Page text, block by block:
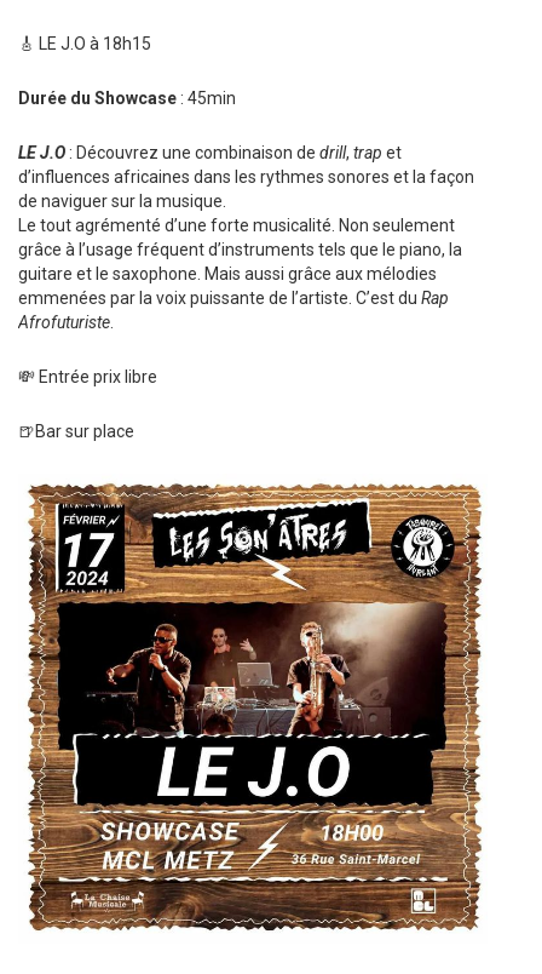
🎸 LE J.O à 18h15
Durée du Showcase : 45min
LE J.O : Découvrez une combinaison de drill, trap et
d’influences africaines dans les rythmes sonores et la façon
de naviguer sur la musique.
Le tout agrémenté d’une forte musicalité. Non seulement
grâce à l’usage fréquent d’instruments tels que le piano, la
guitare et le saxophone. Mais aussi grâce aux mélodies
emmenées par la voix puissante de l’artiste. C’est du Rap
Afrofuturiste
💸 Entrée prix libre
🍺Bar sur place